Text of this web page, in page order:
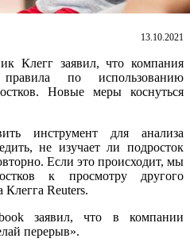
13.10.2021
Клегг заявил, что компания
правила по использованию
Новые меры коснуться
инструмент для анализа
не изучает ли подросток
Если это происходит, мы
к просмотру другого
Reuters.
заявил, что в компании
перерыв».